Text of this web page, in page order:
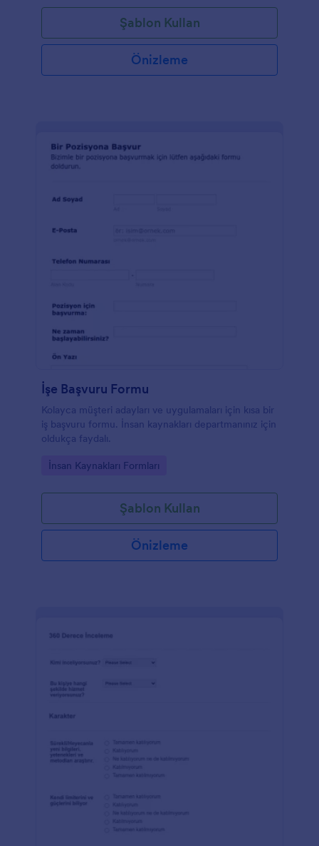
Şablon Kullan
Önizleme
İşe Başvuru Formu
Kolayca müşteri adayları ve uygulamaları için kısa bir
iş başvuru formu. İnsan kaynakları departmanınız için
oldukça faydalı.
Go to Category:
İnsan Kaynakları Formları
Şablon Kullan
Önizleme